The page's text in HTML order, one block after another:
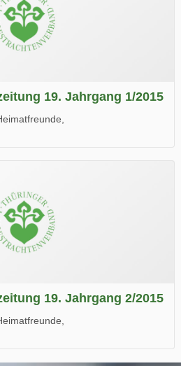
19. Jahrgang 1/2015
beim Lesen.
19. Jahrgang 2/2015
beim Lesen.